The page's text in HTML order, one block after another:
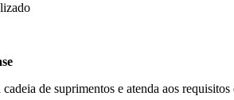
de suprimentos e atenda aos